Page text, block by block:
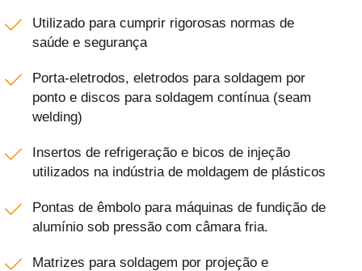
Utilizado para cumprir rigorosas normas de
saúde e segurança
Porta-eletrodos, eletrodos para soldagem por
ponto e discos para soldagem contínua (seam
welding)
Insertos de refrigeração e bicos de injeção
utilizados na indústria de moldagem de plásticos
Pontas de êmbolo para máquinas de fundição de
alumínio sob pressão com câmara fria.
Matrizes para soldagem por projeção e